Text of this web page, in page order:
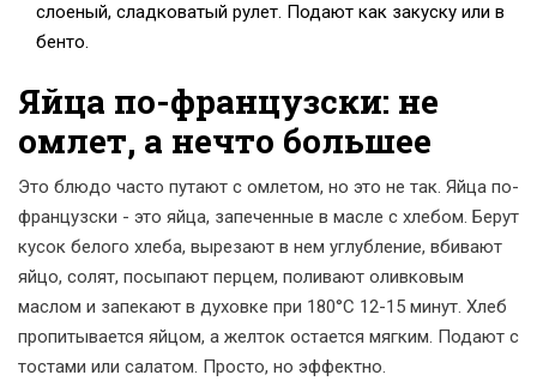
слоеный, сладковатый рулет. Подают как закуску или в
бенто.
Яйца по-французски: не
омлет, а нечто большее
Это блюдо часто путают с омлетом, но это не так. Яйца по-
французски - это яйца, запеченные в масле с хлебом. Берут
кусок белого хлеба, вырезают в нем углубление, вбивают
яйцо, солят, посыпают перцем, поливают оливковым
маслом и запекают в духовке при 180°C 12-15 минут. Хлеб
пропитывается яйцом, а желток остается мягким. Подают с
тостами или салатом. Просто, но эффектно.